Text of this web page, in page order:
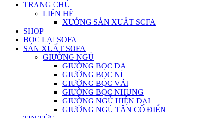
TRANG CHỦ
LIÊN HỆ
XƯỞNG SẢN XUẤT SOFA
SHOP
BỌC LẠI SOFA
SẢN XUẤT SOFA
GIƯỜNG NGỦ
GIƯỜNG BỌC DA
GIƯỜNG BỌC NỈ
GIƯỜNG BỌC VẢI
GIƯỜNG BỌC NHUNG
GIƯỜNG NGỦ HIỆN ĐẠI
GIƯỜNG NGỦ TÂN CỔ ĐIỂN